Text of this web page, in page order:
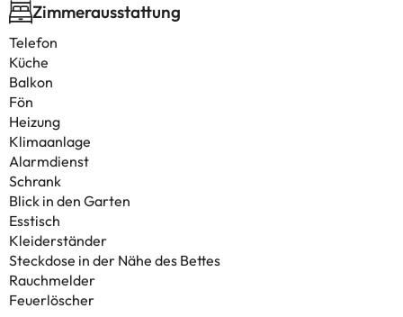
Zimmerausstattung
Telefon
Küche
Balkon
Fön
Heizung
Klimaanlage
Alarmdienst
Schrank
Blick in den Garten
Esstisch
Kleiderständer
Steckdose in der Nähe des Bettes
Rauchmelder
Feuerlöscher